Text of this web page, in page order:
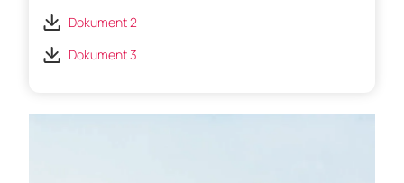
Dokument 2
Dokument 3